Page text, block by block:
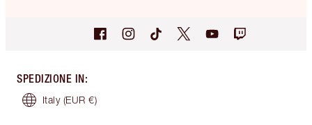
SPEDIZIONE IN:
Italy (EUR €)